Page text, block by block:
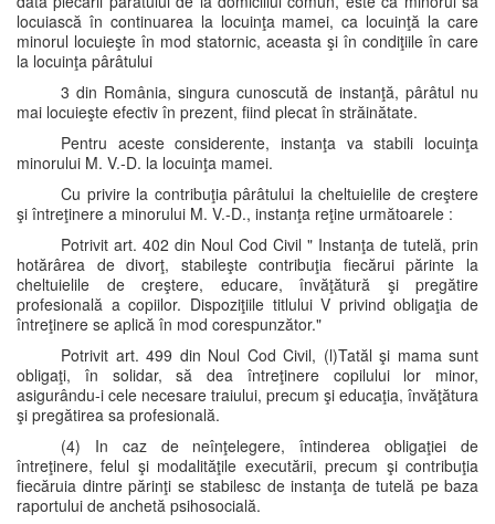
locuiască în continuarea la locuinţa mamei, ca locuinţă la care
minorul locuieşte în mod statornic, aceasta şi în condiţiile în care
la locuinţa pârâtului
3 din România, singura cunoscută de instanţă, pârâtul nu
mai locuieşte efectiv în prezent, fiind plecat în străinătate.
Pentru aceste considerente, instanţa va stabili locuinţa
minorului M. V.-D. la locuinţa mamei.
Cu privire la contribuţia pârâtului la cheltuielile de creştere
şi întreţinere a minorului M. V.-D., instanţa reţine următoarele :
Potrivit art. 402 din Noul Cod Civil " Instanţa de tutelă, prin
hotărârea de divorţ, stabileşte contribuţia fiecărui părinte la
cheltuielile de creştere, educare, învăţătură şi pregătire
profesională a copiilor. Dispoziţiile titlului V privind obligaţia de
întreţinere se aplică în mod corespunzător."
Potrivit art. 499 din Noul Cod Civil, (l)Tatăl şi mama sunt
obligaţi, în solidar, să dea întreţinere copilului lor minor,
asigurându-i cele necesare traiului, precum şi educaţia, învăţătura
şi pregătirea sa profesională.
(4) In caz de neînţelegere, întinderea obligaţiei de
întreţinere, felul şi modalităţile executării, precum şi contribuţia
fiecăruia dintre părinţi se stabilesc de instanţa de tutelă pe baza
raportului de anchetă psihosocială.